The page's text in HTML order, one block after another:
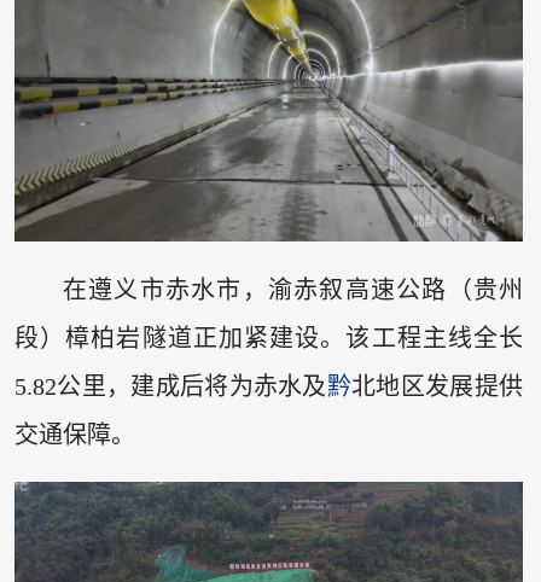
在遵义市赤水市，渝赤叙高速公路（贵州
段）樟柏岩隧道正加紧建设。该工程主线全长
5.82公里，建成后将为赤水及黔北地区发展提供
交通保障。